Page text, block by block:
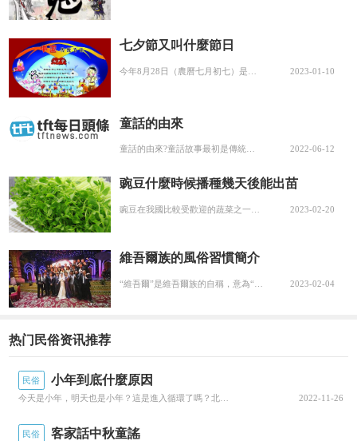
七夕節又叫什麼節日
2023-01-10
童話的由來
2022-06-12
豌豆什麼時候播種幾天後能出苗
2023-02-20
維吾爾族的風俗習慣簡介
2023-02-04
热门民俗资讯推荐
民俗 小年到底什麼原因
今天是小年，明天也是小年？這是進入循環了嗎？北方地區的人說：“哪有什麼循環，臘月二十三就是小年。”南方地區的人說：“不對不對，臘月二十四才是小年！”江浙滬的朋友疑惑了：“我是假的南方人嗎？小年難道不是農曆二十九，除夕的前一天？”四川、貴州部... 2022-11-26
民俗 客家話中秋童謠